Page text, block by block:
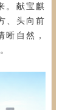
。献宝麒
、头向前
自然，